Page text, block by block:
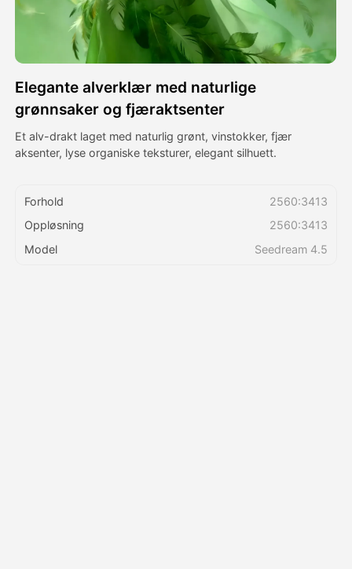
Se alle maler
Galleri
Blogg
Priser
Elegante alverklær med naturlige
grønnsaker og fjæraktsenter
Et alv-drakt laget med naturlig grønt, vinstokker, fjær
aksenter, lyse organiske teksturer, elegant silhuett.
Forhold
2560:3413
Oppløsning
2560:3413
Model
Seedream 4.5